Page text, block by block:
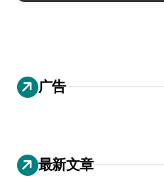
广告
最新文章